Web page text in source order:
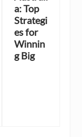
a: Top
Strategi
es for
Winnin
g Big